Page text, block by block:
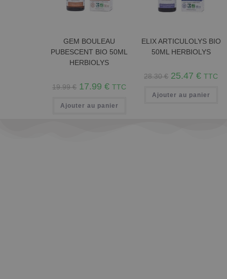
GEM BOULEAU
PUBESCENT BIO 50ML
HERBIOLYS
19.99€ 17.99€ TTC
Ajouter au panier
ELIX ARTICULOLYS BIO
50ML HERBIOLYS
28.30€ 25.47€ TTC
Ajouter au panier